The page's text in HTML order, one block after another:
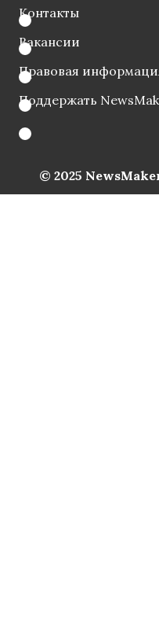
Контакты
Вакансии
Правовая
Поддержать
© 2025